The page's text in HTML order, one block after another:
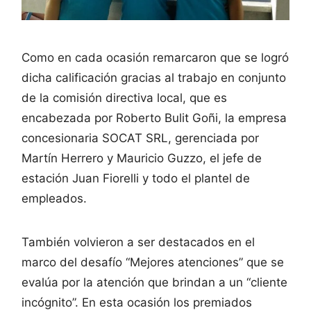
Como en cada ocasión remarcaron que se logró
dicha calificación gracias al trabajo en conjunto
de la comisión directiva local, que es
encabezada por Roberto Bulit Goñi, la empresa
concesionaria SOCAT SRL, gerenciada por
Martín Herrero y Mauricio Guzzo, el jefe de
estación Juan Fiorelli y todo el plantel de
empleados.
También volvieron a ser destacados en el
marco del desafío “Mejores atenciones” que se
evalúa por la atención que brindan a un “cliente
incógnito”. En esta ocasión los premiados